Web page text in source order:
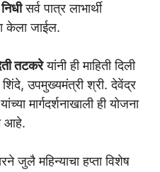
सर्व पात्र लाभार्थी
केला जाईल.
तटकरेयांनी ही माहिती दिली
उपमुख्यमंत्री श्री. देवेंद्र
मार्गदर्शनाखाली ही योजना
आहे.
जुलै महिन्याचा हप्ता विशेष